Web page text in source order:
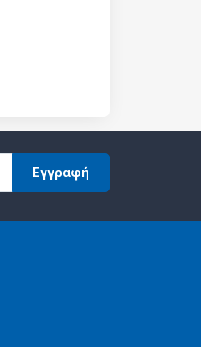
Εγγραφή